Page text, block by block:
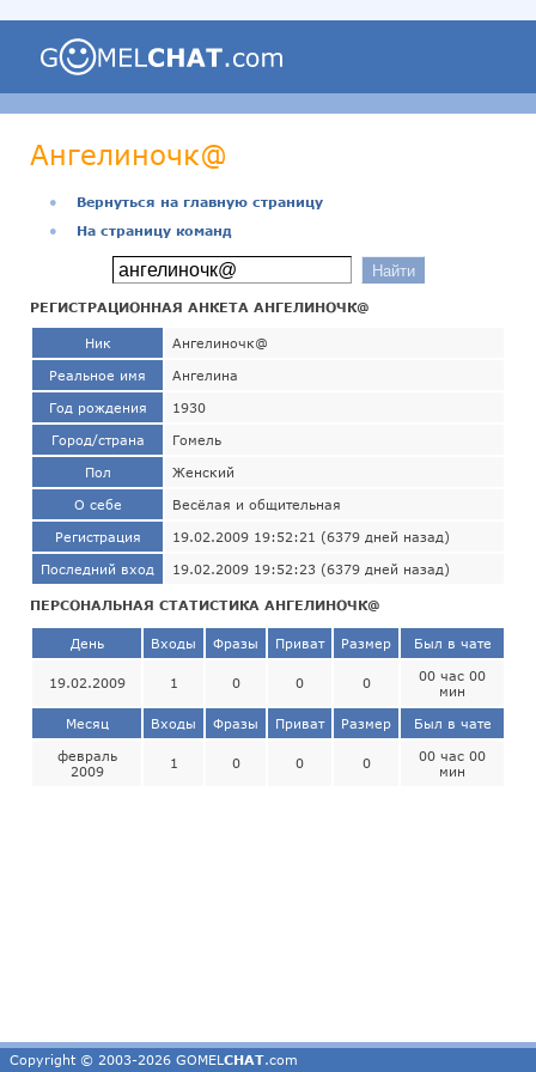
Ангелиночк@
●
Вернуться на главную страницу
●
На страницу команд
РЕГИСТРАЦИОННАЯ АНКЕТА АНГЕЛИНОЧК@
Ник Ангелиночк@
Реальное имя Ангелина
Год рождения 1930
Город/страна Гомель
Пол Женский
О себе Весёлая и общительная
Регистрация 19.02.2009 19:52:21 (6379 дней назад)
Последний вход 19.02.2009 19:52:23 (6379 дней назад)
ПЕРСОНАЛЬНАЯ СТАТИСТИКА АНГЕЛИНОЧК@
День Входы Фразы Приват Размер Был в чате
19.02.2009 1 0 0 0
00 час 00
мин
Месяц Входы Фразы Приват Размер Был в чате
февраль
2009
1 0 0 0
00 час 00
мин
Copyright © 2003-2026 GOMEL CHAT.com